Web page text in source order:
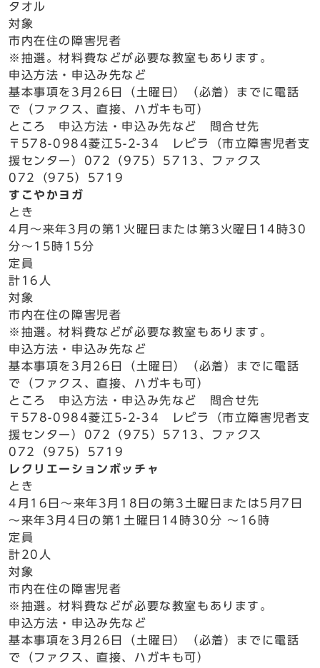
タオル
対象
市内在住の障害児者
※抽選。材料費などが必要な教室もあります。
申込方法・申込み先など
基本事項を3月26日（土曜日）（必着）までに電話
で（ファクス、直接、ハガキも可）
ところ 申込方法・申込み先など 問合せ先
〒578-0984菱江5-2-34 レピラ（市立障害児者支
援センター）072（975）5713、ファクス
072（975）5719
すこやかヨガ
とき
4月～来年3月の第1火曜日または第3火曜日14時30
分～15時15分
定員
計16人
対象
市内在住の障害児者
※抽選。材料費などが必要な教室もあります。
申込方法・申込み先など
基本事項を3月26日（土曜日）（必着）までに電話
で（ファクス、直接、ハガキも可）
ところ 申込方法・申込み先など 問合せ先
〒578-0984菱江5-2-34 レピラ（市立障害児者支
援センター）072（975）5713、ファクス
072（975）5719
レクリエーションボッチャ
とき
4月16日～来年3月18日の第3土曜日または5月7日
～来年3月4日の第1土曜日14時30分 ～16時
定員
計20人
対象
市内在住の障害児者
※抽選。材料費などが必要な教室もあります。
申込方法・申込み先など
基本事項を3月26日（土曜日）（必着）までに電話
で（ファクス、直接、ハガキも可）